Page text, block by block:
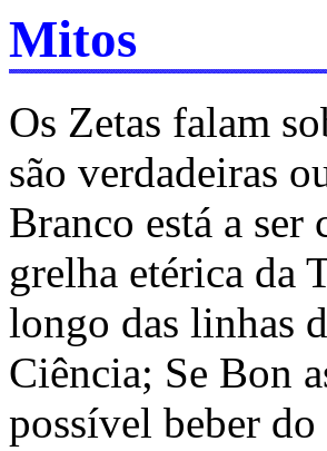
Mitos
Os Zetas falam
são verdadeiras
Branco está a ser
grelha etérica da
longo das linhas
Ciência; Se Bon
possível beber